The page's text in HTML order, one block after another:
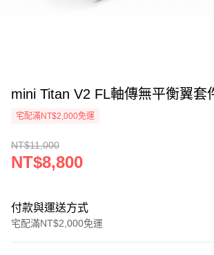
mini Titan V2 FL軸傳無平衡翼套
宅配滿NT$2,000免運
NT$11,000
NT$8,800
付款與運送方式
宅配滿NT$2,000免運